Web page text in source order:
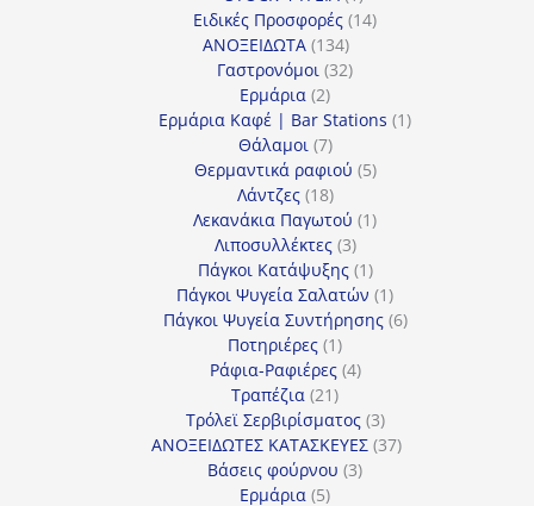
προϊόν
Ειδικές Προσφορές 1414
ΑΝΟΞΕΙΔΩΤΑ 134134
προϊόντα
Γαστρονόμοι 3232
Ερμάρια 22
προϊόντα
Ερμάρια Καφέ | Bar Stations 11
Θάλαμοι 77
προϊόντα
Θερμαντικά ραφιού 55
Λάντζες 1818
προϊόντα
Λεκανάκια Παγωτού 11
Λιποσυλλέκτες 33
προϊόντα
Πάγκοι Κατάψυξης 11
προϊόν
Πάγκοι Ψυγεία Σαλατών 11
προϊόν
Πάγκοι Ψυγεία Συντήρησης 66
Ποτηριέρες 11
προϊόν
Ράφια-Ραφιέρες 44
Τραπέζια 2121
προϊόντα
Τρόλεϊ Σερβιρίσματος 33
προϊόντα
ΑΝΟΞΕΙΔΩΤΕΣ ΚΑΤΑΣΚΕΥΕΣ 3737
Βάσεις φούρνου 33
Ερμάρια 55